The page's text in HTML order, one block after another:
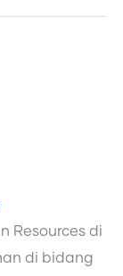
Resources di
di bidang